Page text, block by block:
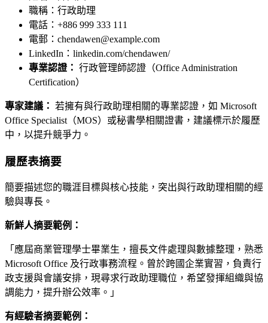
職稱：行政助理
電話：+886 999 333 111
電郵：chendawen@example.com
LinkedIn：linkedin.com/chendawen/
專業認證： 行政管理師認證（Office Administration
Certification）
專家建議： 若擁有與行政助理相關的專業認證，如 Microsoft
Office Specialist（MOS）或秘書學相關證書，建議標示於履歷
中，以提升競爭力。
履歷表摘要
簡要描述您的職涯目標與核心技能，突出與行政助理相關的經
驗與專長。
新鮮人摘要範例：
「應屆商業管理學士畢業生，擅長文件處理與數據整理，熟悉
Microsoft Office 及行政事務流程。曾於跨國企業實習，負責行
政支援與會議安排，現尋求行政助理職位，希望發揮組織與協
調能力，提升辦公效率。」
有經驗者摘要範例：